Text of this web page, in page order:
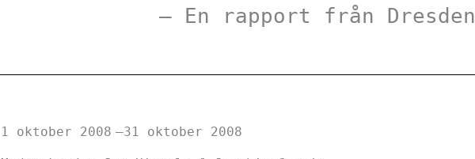
– En rapport från Dresden
1 oktober 2008 31 oktober 2008